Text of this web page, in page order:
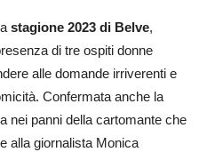
stagione 2023 di Belve,
di tre ospiti donne
alle domande irriverenti e
Confermata anche la
nei panni della cartomante che
alla giornalista Monica